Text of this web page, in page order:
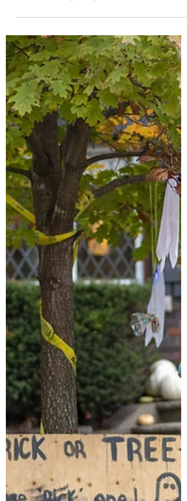
Eveline
20 nov 2023
Lifestyle
13 x kerstmarkten in Hilversum, 't
Gooi en omgeving